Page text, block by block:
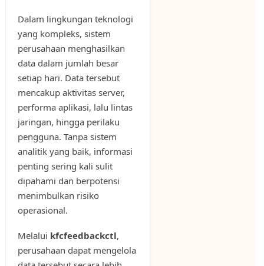
Dalam lingkungan teknologi
yang kompleks, sistem
perusahaan menghasilkan
data dalam jumlah besar
setiap hari. Data tersebut
mencakup aktivitas server,
performa aplikasi, lalu lintas
jaringan, hingga perilaku
pengguna. Tanpa sistem
analitik yang baik, informasi
penting sering kali sulit
dipahami dan berpotensi
menimbulkan risiko
operasional.
Melalui kfcfeedbackctl,
perusahaan dapat mengelola